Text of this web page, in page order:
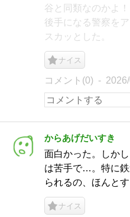
谷と同類なのかよ
後手になる警察を
スカッとした。
ナイス
コメント(0)
からあげだいすき
面白かった。しか
は苦手で…。特に鉄
られるの、ほんとす
ナイス